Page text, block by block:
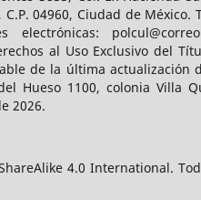
04960, Ciudad de México.
al Uso Exclusivo del
de la última actualización
Hueso 1100, colonia Villa
2026.
4.0 International.